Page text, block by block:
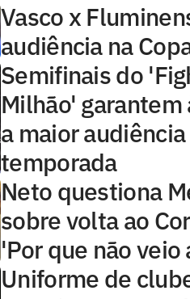
Vasco x
audiência na
Semifinais do
Milhão' garantem
a maior
temporada
Neto questiona
sobre volta ao
'Por que não veio
Uniforme de